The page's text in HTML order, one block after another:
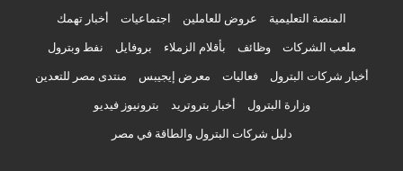
المنصة التعليمية عروض للعاملين اجتماعيات أخبار تهمك
ملعب الشركات وظائف بأقلام الزملاء بروفايل نفط وبترول
أخبار شركات البترول فعاليات معرض إيجيبس منتدى مصر للتعدين
وزارة البترول أخبار بتروتريد بترونيوز فيديو
دليل شركات البترول والطاقة في مصر